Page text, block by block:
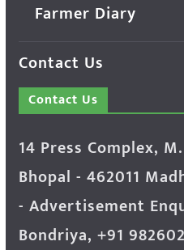
Farmer Diary
Contact Us
Contact Us
14 Press Complex,
Bhopal - 462011
- Advertisement
Bondriya, +91